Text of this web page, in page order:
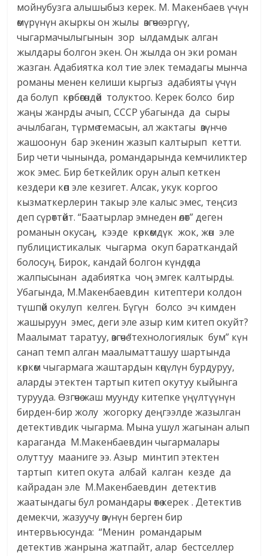
мойнубузга алышыбыз керек. М. Макенбаев үчүн
өмүрүнүн акыркы он жылы өзгөчө эргүү,
чыгармачылыгынын зор ылдамдык алган
жылдары болгон экен. Он жылда он эки роман
жазган. Адабиятка кол тие элек темадагы мынча
романы менен келиши кыргыз адабияты үчүн
да болуп көрбөгөндөй толуктоо. Керек болсо бир
жаңы жанрды ачып, СССР убагында да сыры
ачылбаган, түрмө темасын, ал жактагы өзүнчө
жашоонун бар экенин жазып калтырып кетти.
Бир чети чынында, романдарында кемчиликтер
жок эмес. Бир беткейлик орун алып кеткен
кездери көп эле кезигет. Алсак, укук коргоо
кызматкерлерин такыр эле калыс эмес, теңсиз
деп сүрөттөйт. “Баатырлар эмнеден өлөт” деген
романын окусаң, кээде көркөмдүк жок, жөн эле
публицистикалык чыгарма окуп бараткандай
болосуң. Бирок, кандай болгон күндө да
жалпысынан адабиятка чоң эмгек калтырды.
Убагында, М.Макенбаевдин китептери колдон
түшпөй окулуп келген. Бүгүн болсо эч кимден
жашыруун эмес, деги эле азыр ким китеп окуйт?
Маалымат таратуу, өзгөчө “технологиялык бум” күн
санап темп алган маалыматташуу шартында
көркөм чыгармага жаштардын көңүлүн бурдуруу,
аларды этектен тартып китеп окутуу кыйынга
турууда. Өзгөчө жаш муунду китепке үңүлтүүнүн
бирден-бир жолу жогорку деңгээлде жазылган
детективдик чыгарма. Мына ушул жагынан алып
караганда М.Макенбаевдин чыгармалары
олуттуу мааниге ээ. Азыр минтип этектен
тартып китеп окута албай калган кезде да
кайрадан эле М.Макенбаевдин детектив
жаатындагы бул романдары өтө керек . Детектив
демекчи, жазуучу өзүнүн берген бир
интервьюсунда: “Менин романдарым
детектив жанрына жатпайт, алар бестселлер